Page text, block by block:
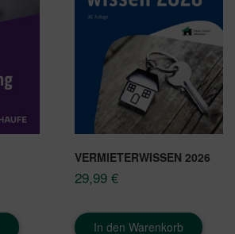
VERMIETERWISSEN 2026
29,99 €
In den Warenkorb